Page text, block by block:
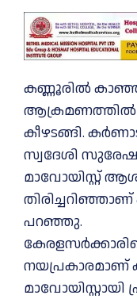
കണ്ണൂരിൽ
ആക്രമണത്തില്‍
കീഴടങ്ങി.
സ്വദേശി
മാവോയിസ്റ്റ്
പറഞ്ഞു.
നയപ്രകാരമാണ്